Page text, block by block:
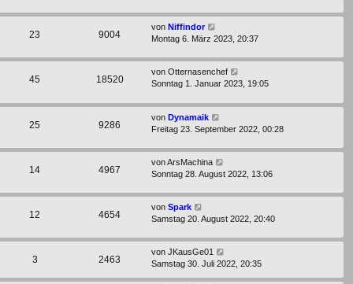
23 9004
von Niffindor
Montag 6. März 2023, 20:37
45 18520
von Otternasenchef
Sonntag 1. Januar 2023, 19:05
25 9286
von Dynamaik
Freitag 23. September 2022, 00:28
14 4967
vonArsMachina
Sonntag 28. August 2022, 13:06
12 4654
von Spark
Samstag 20. August 2022, 20:40
3 2463
von JKausGe01
Samstag 30. Juli 2022, 20:35